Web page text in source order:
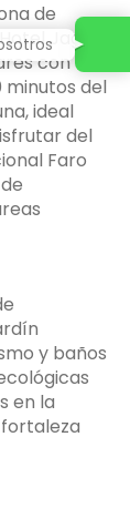
de
Jagua,
con
minutos del
ideal
del
Faro
y baños
en la